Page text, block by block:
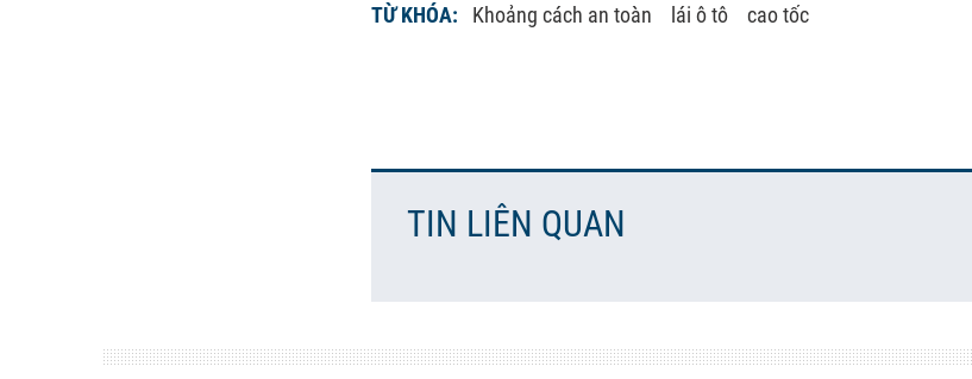
TỪ KHÓA: Khoảng cách an toàn lái ô tô cao tốc
TIN LIÊN QUAN